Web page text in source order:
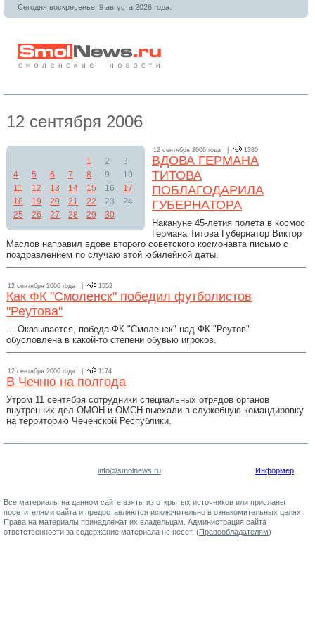
Сегодня воскресенье, 9 августа 2026 года.
12 сентября 2006
1 2
3
4
5 6 7 8 9
10
11
12 13 14 15 16
17
18
19 20 21 22 23
24
25
26 27 28 29 30
12 сентября 2006 года | 1380
ВДОВА ГЕРМАНА
ТИТОВА
ПОБЛАГОДАРИЛА
ГУБЕРНАТОРА
Накануне 45-летия полета в космос
Германа Титова Губернатор Виктор
Маслов направил вдове второго советского космонавта письмо с
поздравлением по случаю этой юбилейной даты.
12 сентября 2006 года | 1552
Как ФК "Смоленск" победил футболистов
"Реутова"
... Оказывается, победа ФК "Смоленск" над ФК "Реутов"
обусловлена в какой-то степени обувью игроков.
12 сентября 2006 года | 1174
В Чечню на полгода
Утром 11 сентября сотрудники специальных отрядов органов
внутренних дел ОМОН и ОМСН выехали в служебную командировку
на территорию Чеченской Республики.
info@smolnews.ru Информер
Все материалы на данном сайте взяты из открытых источников или присланы
посетителями сайта и предоставляются исключительно в ознакомительных целях.
Права на материалы принадлежат их владельцам. Администрация сайта
ответственности за содержание материала не несет. (Правообладателям)